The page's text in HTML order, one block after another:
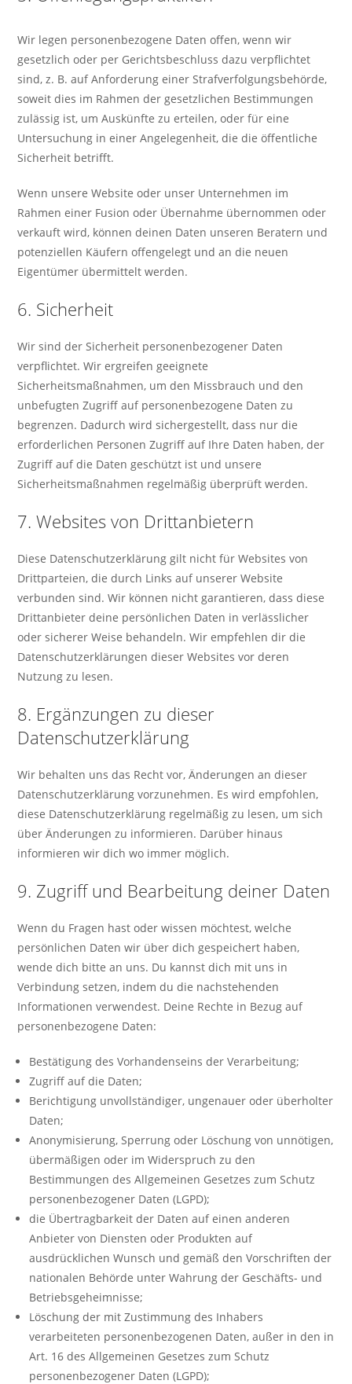
Wir legen personenbezogene Daten offen, wenn wir
gesetzlich oder per Gerichtsbeschluss dazu verpflichtet
sind, z. B. auf Anforderung einer Strafverfolgungsbehörde,
soweit dies im Rahmen der gesetzlichen Bestimmungen
zulässig ist, um Auskünfte zu erteilen, oder für eine
Untersuchung in einer Angelegenheit, die die öffentliche
Sicherheit betrifft.
Wenn unsere Website oder unser Unternehmen im
Rahmen einer Fusion oder Übernahme übernommen oder
verkauft wird, können deinen Daten unseren Beratern und
potenziellen Käufern offengelegt und an die neuen
Eigentümer übermittelt werden.
6. Sicherheit
Wir sind der Sicherheit personenbezogener Daten
verpflichtet. Wir ergreifen geeignete
Sicherheitsmaßnahmen, um den Missbrauch und den
unbefugten Zugriff auf personenbezogene Daten zu
begrenzen. Dadurch wird sichergestellt, dass nur die
erforderlichen Personen Zugriff auf Ihre Daten haben, der
Zugriff auf die Daten geschützt ist und unsere
Sicherheitsmaßnahmen regelmäßig überprüft werden.
7. Websites von Drittanbietern
Diese Datenschutzerklärung gilt nicht für Websites von
Drittparteien, die durch Links auf unserer Website
verbunden sind. Wir können nicht garantieren, dass diese
Drittanbieter deine persönlichen Daten in verlässlicher
oder sicherer Weise behandeln. Wir empfehlen dir die
Datenschutzerklärungen dieser Websites vor deren
Nutzung zu lesen.
8. Ergänzungen zu dieser
Datenschutzerklärung
Wir behalten uns das Recht vor, Änderungen an dieser
Datenschutzerklärung vorzunehmen. Es wird empfohlen,
diese Datenschutzerklärung regelmäßig zu lesen, um sich
über Änderungen zu informieren. Darüber hinaus
informieren wir dich wo immer möglich.
9. Zugriff und Bearbeitung deiner Daten
Wenn du Fragen hast oder wissen möchtest, welche
persönlichen Daten wir über dich gespeichert haben,
wende dich bitte an uns. Du kannst dich mit uns in
Verbindung setzen, indem du die nachstehenden
Informationen verwendest. Deine Rechte in Bezug auf
personenbezogene Daten:
Bestätigung des Vorhandenseins der Verarbeitung;
Zugriff auf die Daten;
Berichtigung unvollständiger, ungenauer oder überholter
Daten;
Anonymisierung, Sperrung oder Löschung von unnötigen,
übermäßigen oder im Widerspruch zu den
Bestimmungen des Allgemeinen Gesetzes zum Schutz
personenbezogener Daten (LGPD);
die Übertragbarkeit der Daten auf einen anderen
Anbieter von Diensten oder Produkten auf
ausdrücklichen Wunsch und gemäß den Vorschriften der
nationalen Behörde unter Wahrung der Geschäfts- und
Betriebsgeheimnisse;
Löschung der mit Zustimmung des Inhabers
verarbeiteten personenbezogenen Daten, außer in den in
Art. 16 des Allgemeinen Gesetzes zum Schutz
personenbezogener Daten (LGPD);